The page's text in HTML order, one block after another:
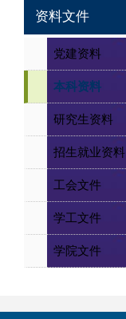
资料文件
党建资料
本科资料
研究生资料
招生就业资料
工会文件
学工文件
学院文件